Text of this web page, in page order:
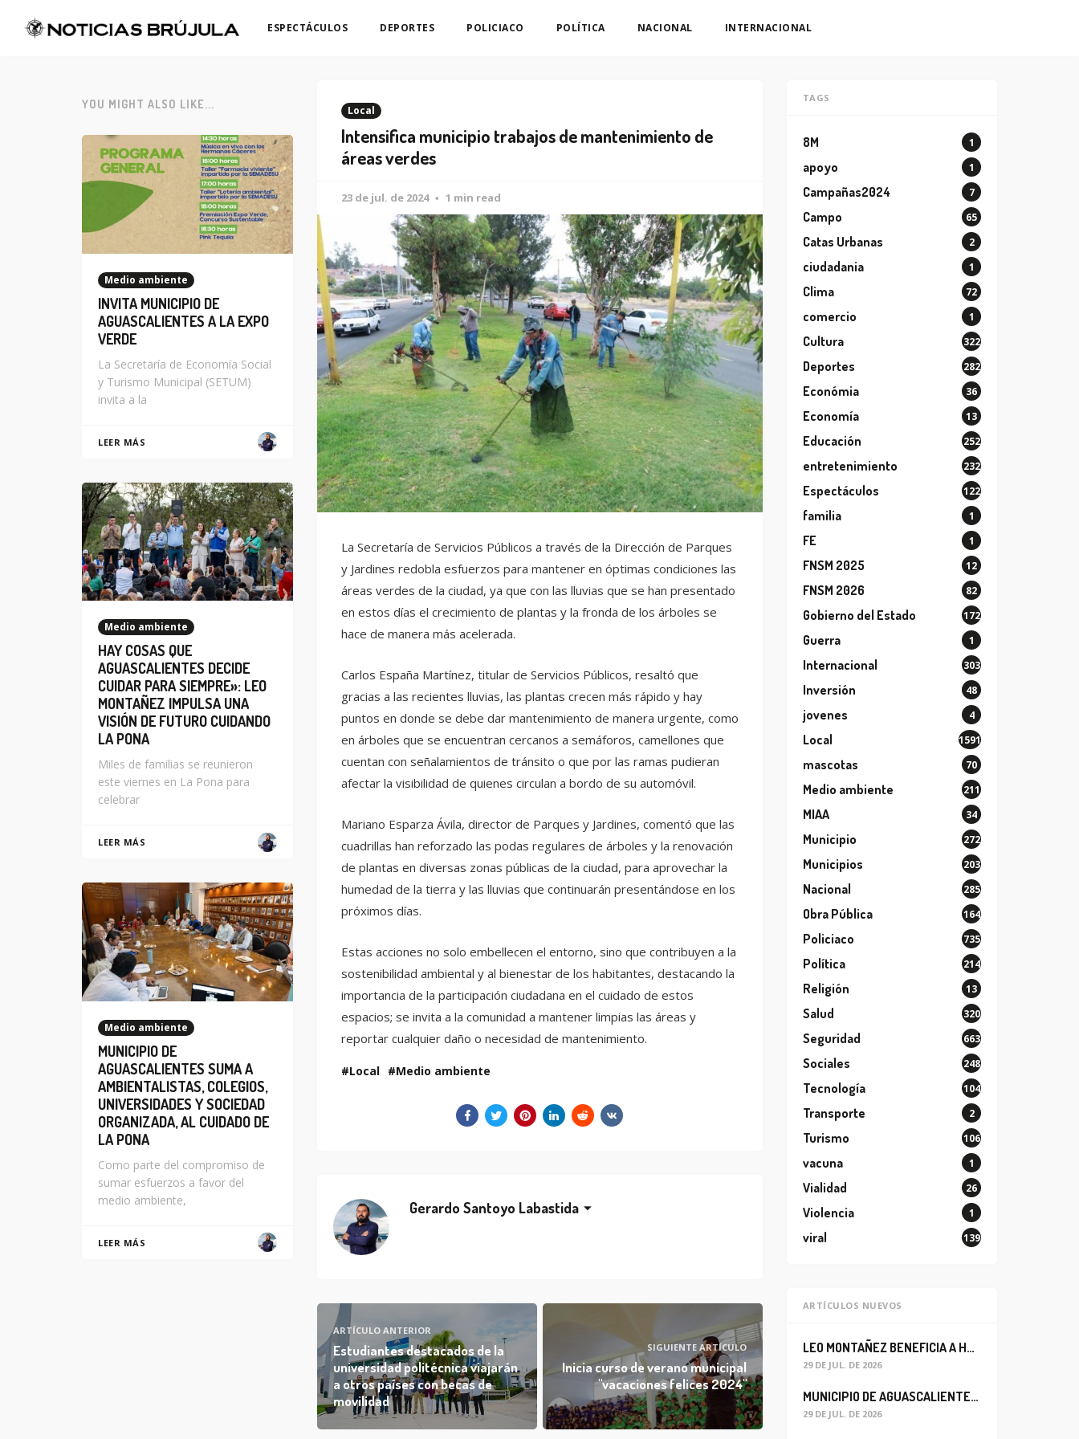
ESPECTÁCULOS DEPORTES POLICIACO POLÍTICA NACIONAL INTERNACIONAL
Local
Intensifica municipio trabajos de mantenimiento de
áreas verdes
23 de jul. de 2024 1 min read
La Secretaría de Servicios Públicos a través de la Dirección de Parques
y Jardines redobla esfuerzos para mantener en óptimas condiciones las
áreas verdes de la ciudad, ya que con las lluvias que se han presentado
en estos días el crecimiento de plantas y la fronda de los árboles se
hace de manera más acelerada.
Carlos España Martínez, titular de Servicios Públicos, resaltó que
gracias a las recientes lluvias, las plantas crecen más rápido y hay
puntos en donde se debe dar mantenimiento de manera urgente, como
en árboles que se encuentran cercanos a semáforos, camellones que
cuentan con señalamientos de tránsito o que por las ramas pudieran
afectar la visibilidad de quienes circulan a bordo de su automóvil.
Mariano Esparza Ávila, director de Parques y Jardines, comentó que las
cuadrillas han reforzado las podas regulares de árboles y la renovación
de plantas en diversas zonas públicas de la ciudad, para aprovechar la
humedad de la tierra y las lluvias que continuarán presentándose en los
próximos días.
Estas acciones no solo embellecen el entorno, sino que contribuyen a la
sostenibilidad ambiental y al bienestar de los habitantes, destacando la
importancia de la participación ciudadana en el cuidado de estos
espacios; se invita a la comunidad a mantener limpias las áreas y
reportar cualquier daño o necesidad de mantenimiento.
Local Medio ambiente
Gerardo Santoyo Labastida
ARTÍCULO ANTERIOR
Estudiantes destacados de la
universidad politécnica viajarán
a otros países con becas de
movilidad
SIGUIENTE ARTÍCULO
Inicia curso de verano municipal
"vacaciones felices 2024"
YOU MIGHT ALSO LIKE...
Medio ambiente
INVITA MUNICIPIO DE
AGUASCALIENTES A LA EXPO
VERDE
La Secretaría de Economía Social
y Turismo Municipal (SETUM)
invita a la
LEER MÁS
Medio ambiente
HAY COSAS QUE
AGUASCALIENTES DECIDE
CUIDAR PARA SIEMPRE»: LEO
MONTAÑEZ IMPULSA UNA
VISIÓN DE FUTURO CUIDANDO
LA PONA
Miles de familias se reunieron
este viernes en La Pona para
celebrar
LEER MÁS
Medio ambiente
MUNICIPIO DE
AGUASCALIENTES SUMA A
AMBIENTALISTAS, COLEGIOS,
UNIVERSIDADES Y SOCIEDAD
ORGANIZADA, AL CUIDADO DE
LA PONA
Como parte del compromiso de
sumar esfuerzos a favor del
medio ambiente,
LEER MÁS
TAGS
8M 1
apoyo 1
Campañas2024 7
Campo 65
Catas Urbanas 2
ciudadania 1
Clima 72
comercio 1
Cultura 322
Deportes 282
Económia 36
Economía 13
Educación 252
entretenimiento 232
Espectáculos 122
familia 1
FE 1
FNSM 2025 12
FNSM 2026 82
Gobierno del Estado 172
Guerra 1
Internacional 303
Inversión 48
jovenes 4
Local 1591
mascotas 70
Medio ambiente 211
MIAA 34
Municipio 272
Municipios 203
Nacional 285
Obra Pública 164
Policiaco 735
Política 214
Religión 13
Salud 320
Seguridad 663
Sociales 248
Tecnología 104
Transporte 2
Turismo 106
vacuna 1
Vialidad 26
Violencia 1
viral 139
ARTÍCULOS NUEVOS
LEO MONTAÑEZ BENEFICIA A HABITANTES DEL BARRIO DE LA SALUD CON MEJORA DEL ALCANTARILLADO SANITARIO
29 DE JUL. DE 2026
MUNICIPIO DE AGUASCALIENTES REABRE CIRCULACIÓN VEHICULAR EN LA CALLE JOSEFA ORTIZ DE DOMÍNGUEZ
29 DE JUL. DE 2026